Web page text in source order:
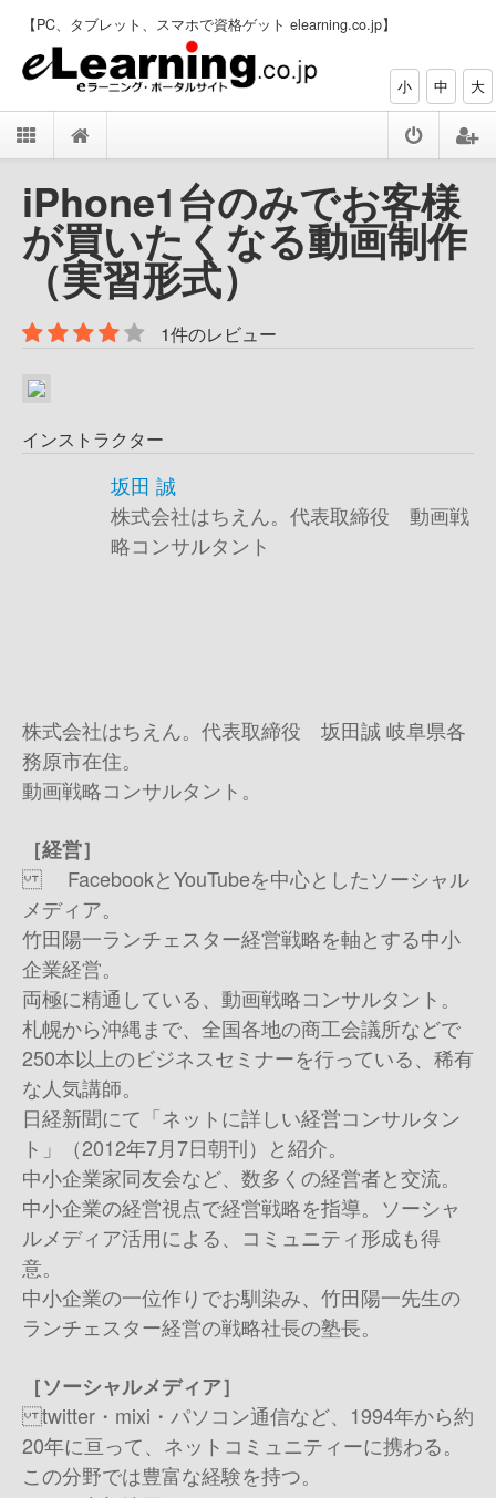
【PC、タブレット、スマホで資格ゲット elearning.co.jp】
小 中 大
iPhone1台のみでお客様
が買いたくなる動画制作
（実習形式）
1件のレビュー
インストラクター
坂田 誠
株式会社はちえん。代表取締役 動画戦
略コンサルタント
株式会社はちえん。代表取締役 坂田誠 岐阜県各
務原市在住。
動画戦略コンサルタント。
［経営］
FacebookとYouTubeを中心としたソーシャル
メディア。
竹田陽一ランチェスター経営戦略を軸とする中小
企業経営。
両極に精通している、動画戦略コンサルタント。
札幌から沖縄まで、全国各地の商工会議所などで
250本以上のビジネスセミナーを行っている、稀有
な人気講師。
日経新聞にて「ネットに詳しい経営コンサルタン
ト」（2012年7月7日朝刊）と紹介。
中小企業家同友会など、数多くの経営者と交流。
中小企業の経営視点で経営戦略を指導。ソーシャ
ルメディア活用による、コミュニティ形成も得
意。
中小企業の一位作りでお馴染み、竹田陽一先生の
ランチェスター経営の戦略社長の塾長。
［ソーシャルメディア］
twitter・mixi・パソコン通信など、1994年から約
20年に亘って、ネットコミュニティーに携わる。
この分野では豊富な経験を持つ。